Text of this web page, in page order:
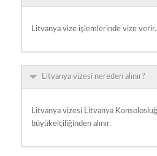
Litvanya vize işlemlerinde vize verir.
Litvanya vizesi nereden alınır?
Litvanya vizesi Litvanya
büyükelçiliğinden alınır.